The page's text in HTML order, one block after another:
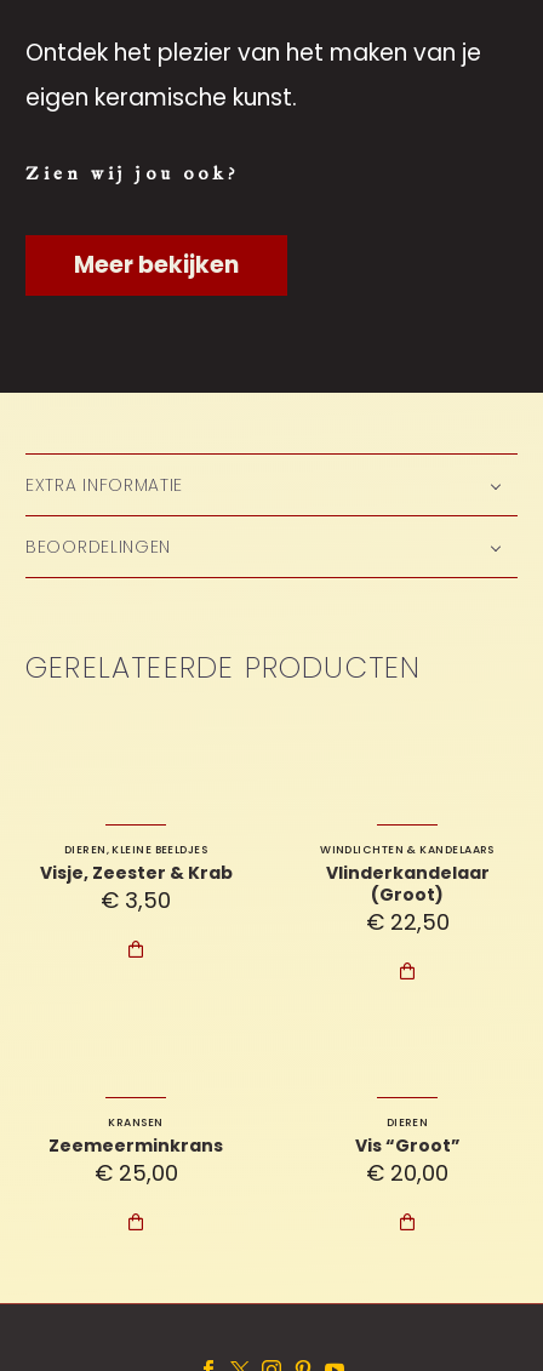
Ontdek het plezier van het maken van je
eigen keramische kunst.
Zien wij jou ook?
Meer bekijken
EXTRA INFORMATIE
BEOORDELINGEN
GERELATEERDE PRODUCTEN
DIEREN,KLEINE BEELDJES
Visje, Zeester & Krab
€ 3,50

WINDLICHTEN & KANDELAARS
Vlinderkandelaar
(Groot)
€22,50

KRANSEN
Zeemeerminkrans
€25,00

DIEREN
Vis “Groot”
€ 20,00
